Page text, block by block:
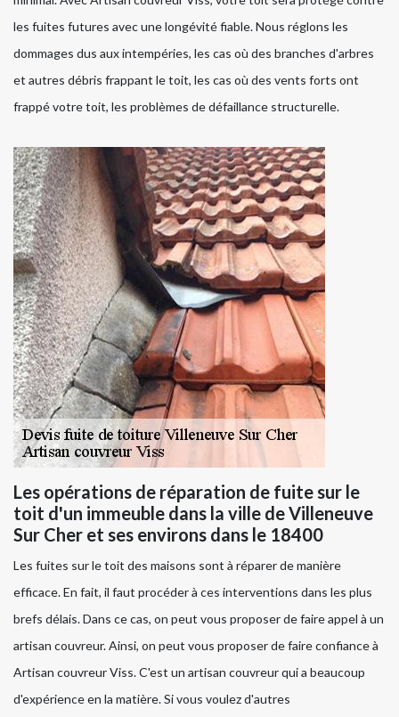
les fuites futures avec une longévité fiable. Nous réglons les
dommages dus aux intempéries, les cas où des branches d'arbres
et autres débris frappant le toit, les cas où des vents forts ont
frappé votre toit, les problèmes de défaillance structurelle.
Les opérations de réparation de fuite sur le
toit d'un immeuble dans la ville de Villeneuve
Sur Cher et ses environs dans le 18400
Les fuites sur le toit des maisons sont à réparer de manière
efficace. En fait, il faut procéder à ces interventions dans les plus
brefs délais. Dans ce cas, on peut vous proposer de faire appel à un
artisan couvreur. Ainsi, on peut vous proposer de faire confiance à
Artisan couvreur Viss. C'est un artisan couvreur qui a beaucoup
d'expérience en la matière. Si vous voulez d'autres